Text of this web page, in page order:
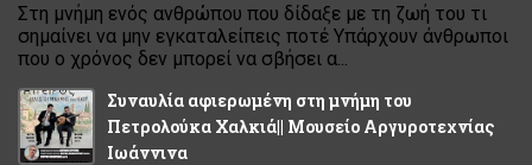
Στη μνήμη ενός ανθρώπου που δίδαξε με τη ζωή του τι
σημαίνει να μην εγκαταλείπεις ποτέ Υπάρχουν άνθρωποι
που ο χρόνος δεν μπορεί να σβήσει α...
Συναυλία αφιερωμένη στη μνήμη του
Πετρολούκα Χαλκιά|| Μουσείο Αργυροτεχνίας
Ιωάννινα